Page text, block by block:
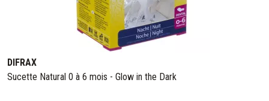
DIFRAX
Sucette Natural 0 à 6 mois - Glow in the Dark